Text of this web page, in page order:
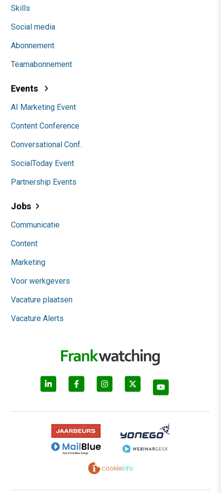
Skills
Social media
Abonnement
Teamabonnement
Events
AI Marketing Event
Content Conference
Conversational Conf.
SocialToday Event
Partnership Events
Jobs
Communicatie
Content
Marketing
Voor werkgevers
Vacature plaatsen
Vacature Alerts